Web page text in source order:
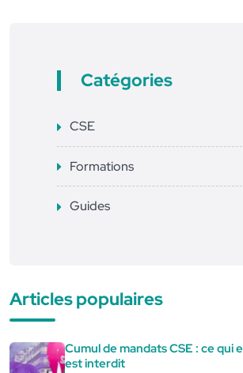
Catégories
CSE
Formations
Guides
Articles populaires
Cumul de mandats CSE : ce qui
est interdit